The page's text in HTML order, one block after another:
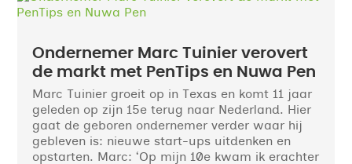
Ondernemer Marc Tuinier verovert
de markt met PenTips en Nuwa Pen
Marc Tuinier groeit op in Texas en komt 11 jaar
geleden op zijn 15e terug naar Nederland. Hier
gaat de geboren ondernemer verder waar hij
gebleven is: nieuwe start-ups uitdenken en
opstarten. Marc: ‘Op mijn 10e kwam ik erachter